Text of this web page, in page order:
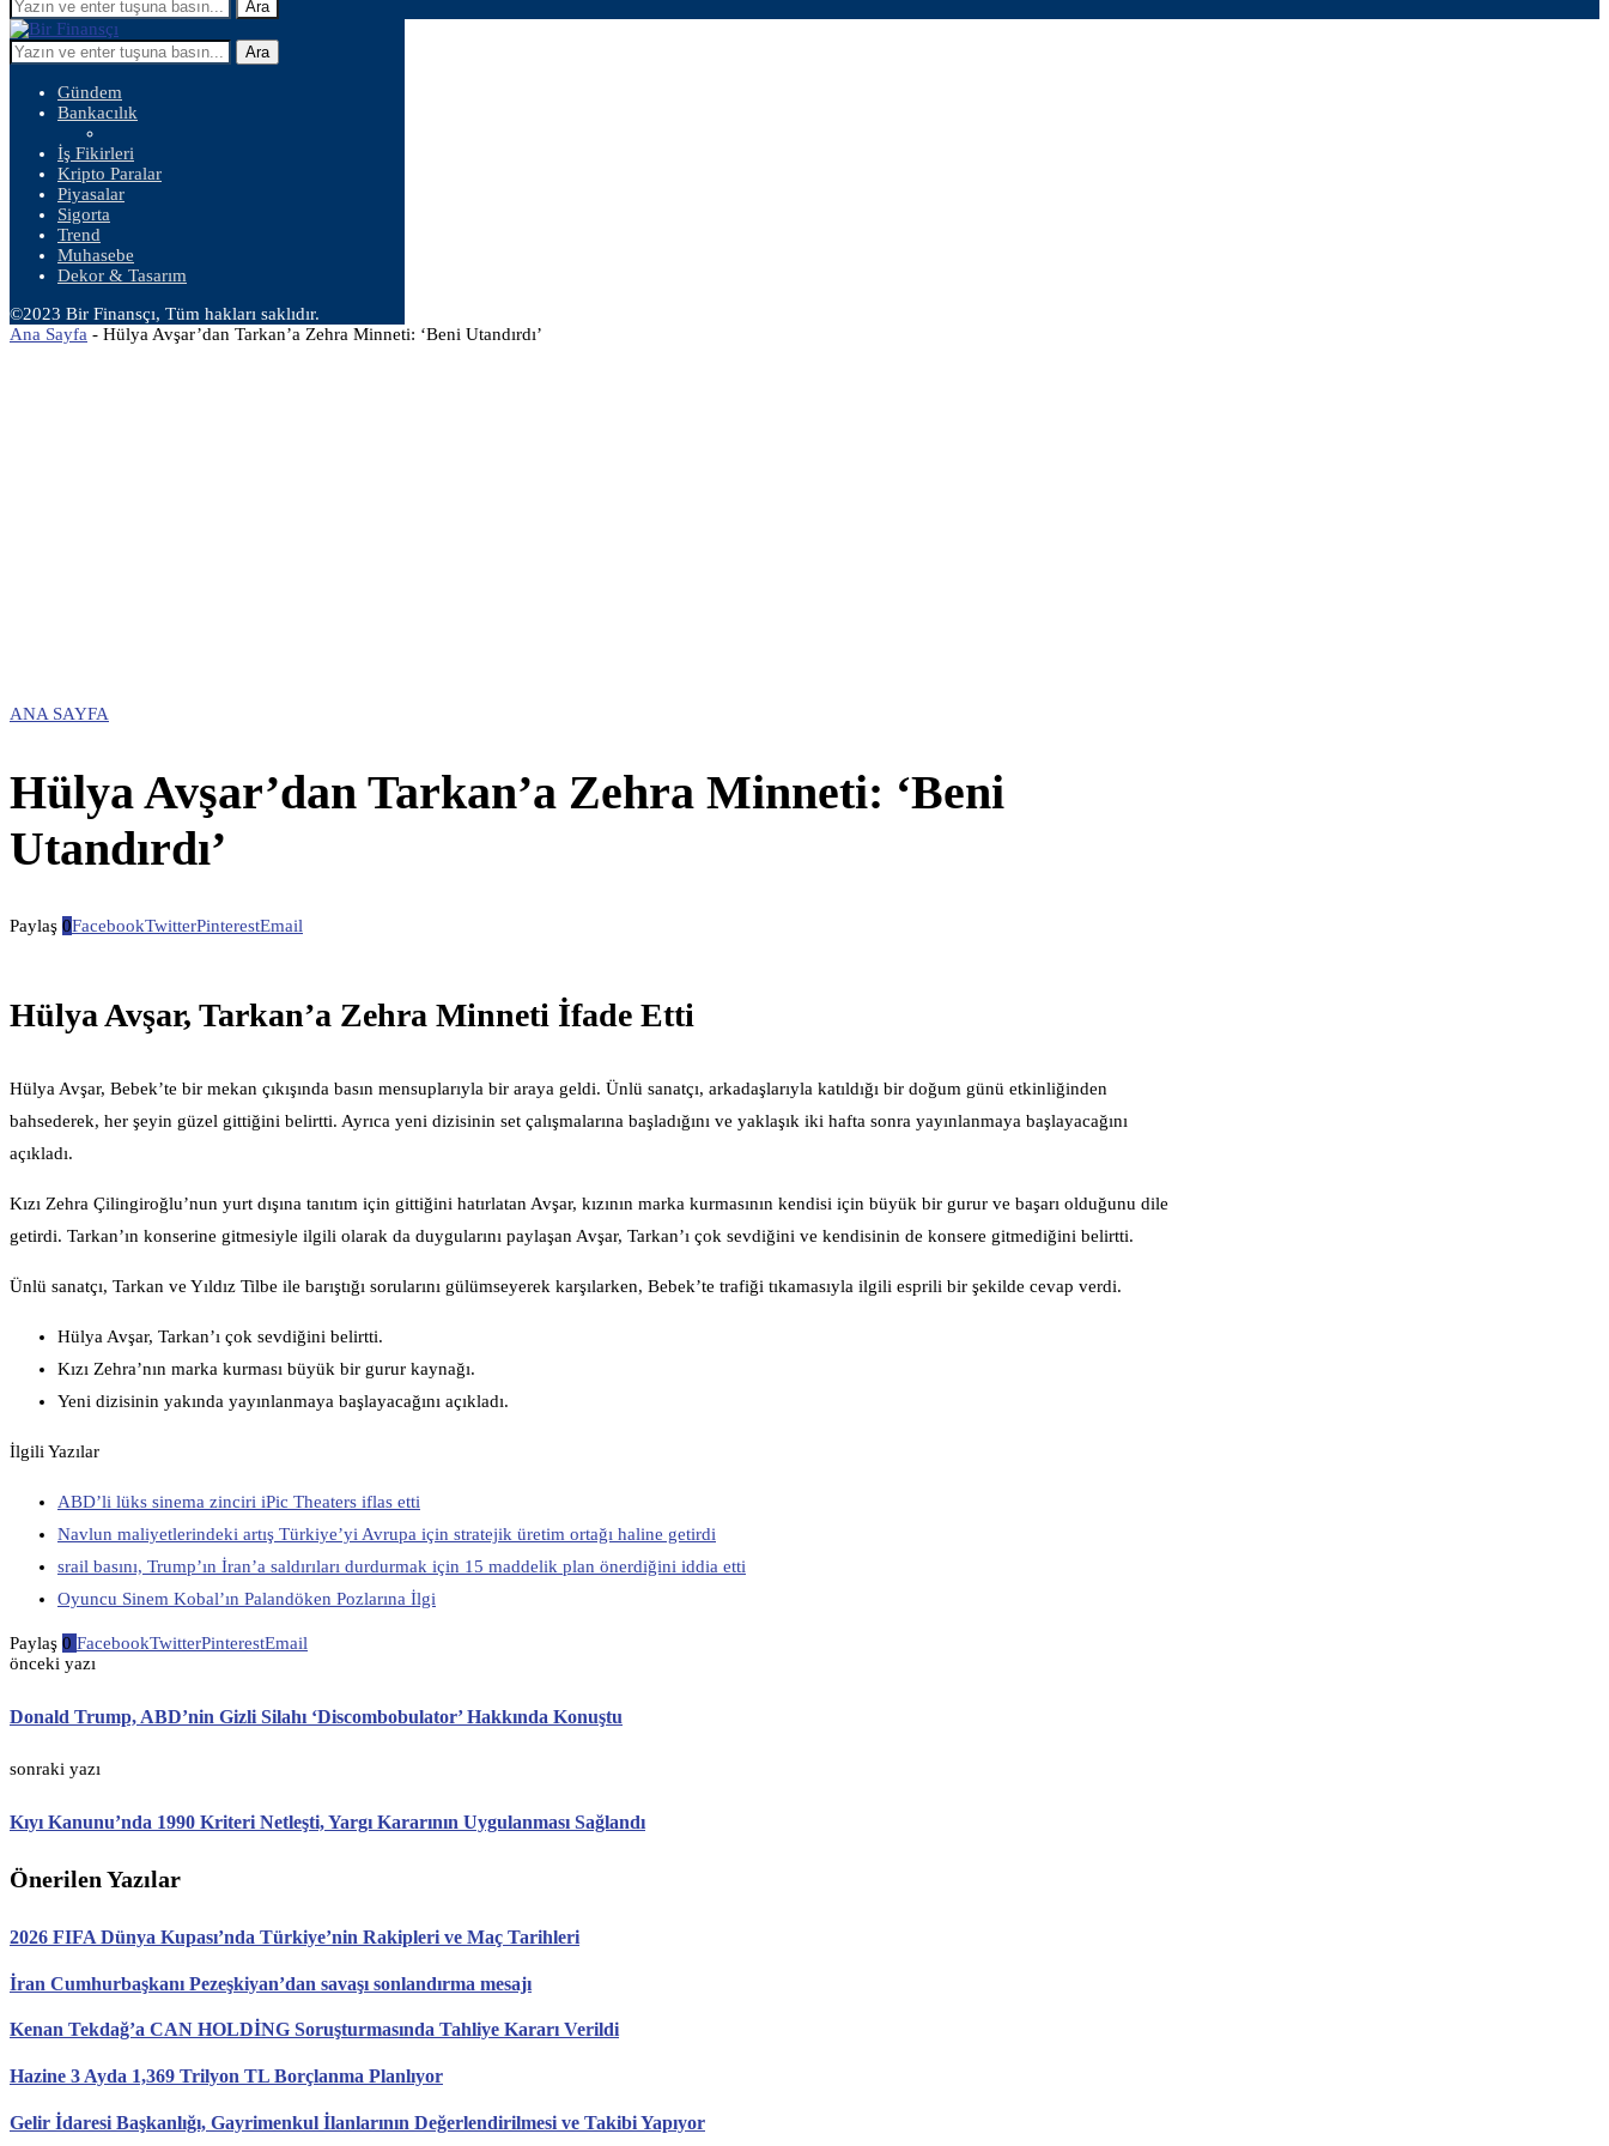
Ara
Ara
Gündem
Bankacılık
İş Fikirleri
Kripto Paralar
Piyasalar
Sigorta
Trend
Muhasebe
Dekor & Tasarım
©2023 Bir Finansçı, Tüm hakları saklıdır.
Ana Sayfa - Hülya Avşar’dan Tarkan’a Zehra Minneti: ‘Beni Utandırdı’
ANA SAYFA
Hülya Avşar’dan Tarkan’a Zehra Minneti: ‘Beni
Utandırdı’
Paylaş 0FacebookTwitterPinterestEmail
Hülya Avşar, Tarkan’a Zehra Minneti İfade Etti
Hülya Avşar, Bebek’te bir mekan çıkışında basın mensuplarıyla bir araya geldi. Ünlü sanatçı, arkadaşlarıyla katıldığı bir doğum günü etkinliğinden
bahsederek, her şeyin güzel gittiğini belirtti. Ayrıca yeni dizisinin set çalışmalarına başladığını ve yaklaşık iki hafta sonra yayınlanmaya başlayacağını
açıkladı.
Kızı Zehra Çilingiroğlu’nun yurt dışına tanıtım için gittiğini hatırlatan Avşar, kızının marka kurmasının kendisi için büyük bir gurur ve başarı olduğunu dile
getirdi. Tarkan’ın konserine gitmesiyle ilgili olarak da duygularını paylaşan Avşar, Tarkan’ı çok sevdiğini ve kendisinin de konsere gitmediğini belirtti.
Ünlü sanatçı, Tarkan ve Yıldız Tilbe ile barıştığı sorularını gülümseyerek karşılarken, Bebek’te trafiği tıkamasıyla ilgili esprili bir şekilde cevap verdi.
Hülya Avşar, Tarkan’ı çok sevdiğini belirtti.
Kızı Zehra’nın marka kurması büyük bir gurur kaynağı.
Yeni dizisinin yakında yayınlanmaya başlayacağını açıkladı.
İlgili Yazılar
ABD’li lüks sinema zinciri iPic Theaters iflas etti
Navlun maliyetlerindeki artış Türkiye’yi Avrupa için stratejik üretim ortağı haline getirdi
srail basını, Trump’ın İran’a saldırıları durdurmak için 15 maddelik plan önerdiğini iddia etti
Oyuncu Sinem Kobal’ın Palandöken Pozlarına İlgi
Paylaş 0 FacebookTwitterPinterestEmail
önceki yazı
Donald Trump, ABD’nin Gizli Silahı ‘Discombobulator’ Hakkında Konuştu
sonraki yazı
Kıyı Kanunu’nda 1990 Kriteri Netleşti, Yargı Kararının Uygulanması Sağlandı
Önerilen Yazılar
2026 FIFA Dünya Kupası’nda Türkiye’nin Rakipleri ve Maç Tarihleri
İran Cumhurbaşkanı Pezeşkiyan’dan savaşı sonlandırma mesajı
Kenan Tekdağ’a CAN HOLDİNG Soruşturmasında Tahliye Kararı Verildi
Hazine 3 Ayda 1,369 Trilyon TL Borçlanma Planlıyor
Gelir İdaresi Başkanlığı, Gayrimenkul İlanlarının Değerlendirilmesi ve Takibi Yapıyor